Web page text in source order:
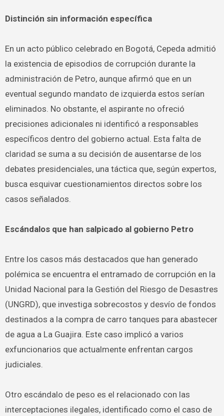
Distinción sin información específica
En un acto público celebrado en Bogotá, Cepeda admitió
la existencia de episodios de corrupción durante la
administración de Petro, aunque afirmó que en un
eventual segundo mandato de izquierda estos serían
eliminados. No obstante, el aspirante no ofreció
precisiones adicionales ni identificó a responsables
específicos dentro del gobierno actual. Esta falta de
claridad se suma a su decisión de ausentarse de los
debates presidenciales, una táctica que, según expertos,
busca esquivar cuestionamientos directos sobre los
casos señalados.
Escándalos que han salpicado al gobierno Petro
Entre los casos más destacados que han generado
polémica se encuentra el entramado de corrupción en la
Unidad Nacional para la Gestión del Riesgo de Desastres
(UNGRD), que investiga sobrecostos y desvío de fondos
destinados a la compra de carro tanques para abastecer
de agua a La Guajira. Este caso implicó a varios
exfuncionarios que actualmente enfrentan cargos
judiciales.
Otro escándalo de peso es el relacionado con las
interceptaciones ilegales, identificado como el caso de